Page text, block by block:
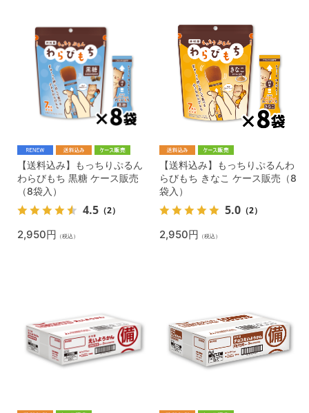
【送料込み】もっちりぷるん
わらびもち 黒糖 ケース販売
（8袋入）
4.5 （2）
2,950円 （税込）
【送料込み】もっちりぷるんわ
らびもち きなこ ケース販売（8
袋入）
5.0 （2）
2,950円 （税込）